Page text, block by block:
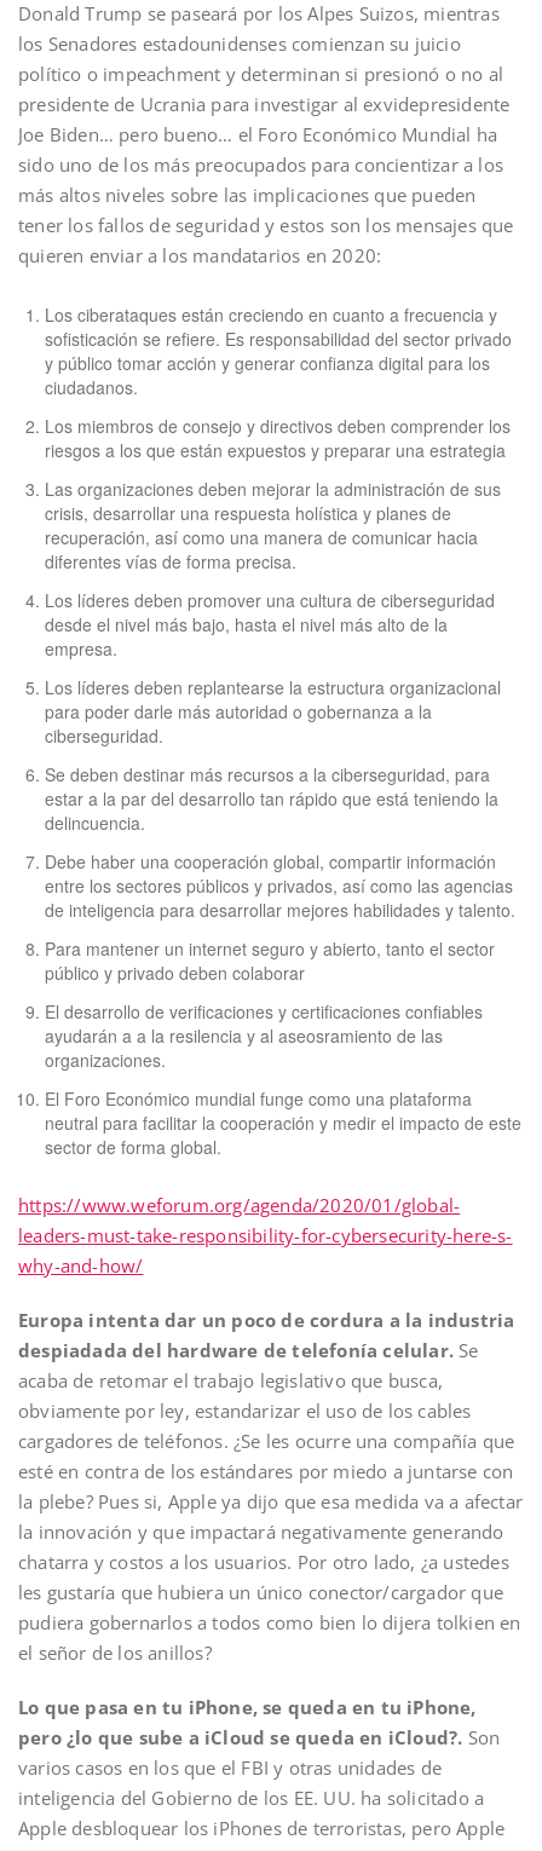
Donald Trump se paseará por los Alpes Suizos, mientras
los Senadores estadounidenses comienzan su juicio
político o impeachment y determinan si presionó o no al
presidente de Ucrania para investigar al exvidepresidente
Joe Biden… pero bueno… el Foro Económico Mundial ha
sido uno de los más preocupados para concientizar a los
más altos niveles sobre las implicaciones que pueden
tener los fallos de seguridad y estos son los mensajes que
quieren enviar a los mandatarios en 2020:
Los ciberataques están creciendo en cuanto a frecuencia y
sofisticación se refiere. Es responsabilidad del sector privado
y público tomar acción y generar confianza digital para los
ciudadanos.
Los miembros de consejo y directivos deben comprender los
riesgos a los que están expuestos y preparar una estrategia
Las organizaciones deben mejorar la administración de sus
crisis, desarrollar una respuesta holística y planes de
recuperación, así como una manera de comunicar hacia
diferentes vías de forma precisa.
Los líderes deben promover una cultura de ciberseguridad
desde el nivel más bajo, hasta el nivel más alto de la
empresa.
Los líderes deben replantearse la estructura organizacional
para poder darle más autoridad o gobernanza a la
ciberseguridad.
Se deben destinar más recursos a la ciberseguridad, para
estar a la par del desarrollo tan rápido que está teniendo la
delincuencia.
Debe haber una cooperación global, compartir información
entre los sectores públicos y privados, así como las agencias
de inteligencia para desarrollar mejores habilidades y talento.
Para mantener un internet seguro y abierto, tanto el sector
público y privado deben colaborar
El desarrollo de verificaciones y certificaciones confiables
ayudarán a a la resilencia y al aseosramiento de las
organizaciones.
El Foro Económico mundial funge como una plataforma
neutral para facilitar la cooperación y medir el impacto de este
sector de forma global.
https://www.weforum.org/agenda/2020/01/global-
leaders-must-take-responsibility-for-cybersecurity-here-s-
why-and-how/
Europa intenta dar un poco de cordura a la industria
despiadada del hardware de telefonía celular. Se
acaba de retomar el trabajo legislativo que busca,
obviamente por ley, estandarizar el uso de los cables
cargadores de teléfonos. ¿Se les ocurre una compañía que
esté en contra de los estándares por miedo a juntarse con
la plebe? Pues si, Apple ya dijo que esa medida va a afectar
la innovación y que impactará negativamente generando
chatarra y costos a los usuarios. Por otro lado, ¿a ustedes
les gustaría que hubiera un único conector/cargador que
pudiera gobernarlos a todos como bien lo dijera tolkien en
el señor de los anillos?
Lo que pasa en tu iPhone, se queda en tu iPhone,
pero ¿lo que sube a iCloud se queda en iCloud?. Son
varios casos en los que el FBI y otras unidades de
inteligencia del Gobierno de los EE. UU. ha solicitado a
Apple desbloquear los iPhones de terroristas, pero Apple